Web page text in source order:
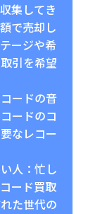
集してき
で売却し
ージや希
引を希望
ードの音
ードのコ
なレコー
人：忙し
ード買取
た世代の